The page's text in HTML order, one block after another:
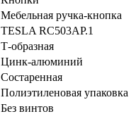
Мебельная ручка-кнопка
TESLA RC503AP.1
Т-образная
Цинк-алюминий
Состаренная
Полиэтиленовая упаковка
Без винтов